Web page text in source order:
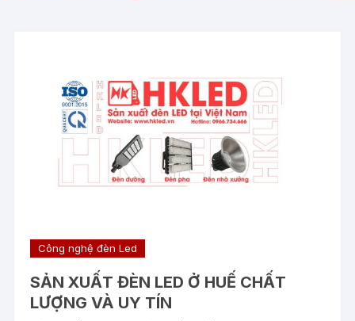
Công nghệ đèn Led
SẢN XUẤT ĐÈN LED Ở HUẾ CHẤT
LƯỢNG VÀ UY TÍN